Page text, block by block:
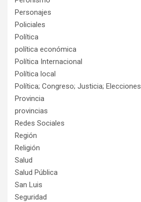
Personajes
Policiales
Política
política económica
Política Internacional
Política local
Política; Congreso; Justicia; Elecciones
Provincia
provincias
Redes Sociales
Región
Religión
Salud
Salud Pública
San Luis
Seguridad